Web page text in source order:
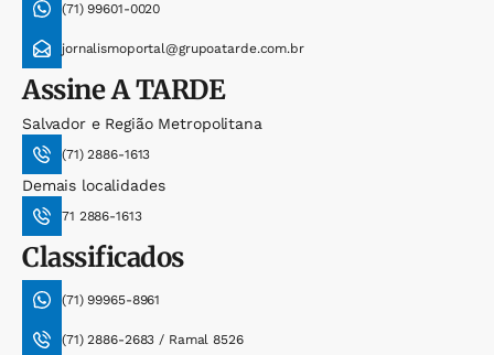
(71) 99601-0020
jornalismoportal@grupoatarde.com.br
AssineA TARDE
Salvador e Região Metropolitana
(71) 2886-1613
Demais localidades
71 2886-1613
Classificados
(71) 99965-8961
(71) 2886-2683 / Ramal 8526